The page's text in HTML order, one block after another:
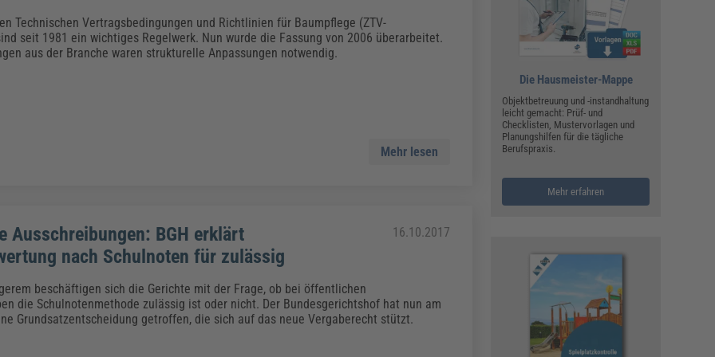
Künstliche Intelligenz
Weiterbildungen (AKADEMIE HERKERT)
Personalmanagement
Fachpublikationen & Arbeitshilfen
Weiterbildungen (AKADEMIE HERKERT)
Technischen Vertragsbedingungen und Richtlinien für Baumpflege (ZTV-
seit 1981 ein wichtiges Regelwerk. Nun wurde die Fassung von 2006 überarbeitet.
aus der Branche waren strukturelle Anpassungen notwendig.
Mehr lesen
Ausschreibungen: BGH erklärt
nach Schulnoten für zulässig
16.10.2017
beschäftigen sich die Gerichte mit der Frage, ob bei öffentlichen
die Schulnotenmethode zulässig ist oder nicht. Der Bundesgerichtshof hat nun am
Grundsatzentscheidung getroffen, die sich auf das neue Vergaberecht stützt.
Die Hausmeister-Mappe
Objektbetreuung und -instandhaltung
leicht gemacht: Prüf- und
Checklisten, Mustervorlagen und
Planungshilfen für die tägliche
Berufspraxis.
Mehr erfahren